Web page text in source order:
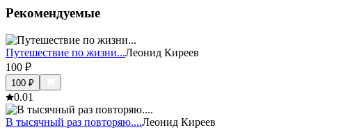
Рекомендуемые
Путешествие по жизни...Леонид Киреев
100 ₽
100 ₽
0.01
В тысячный раз повторяю....Леонид Киреев